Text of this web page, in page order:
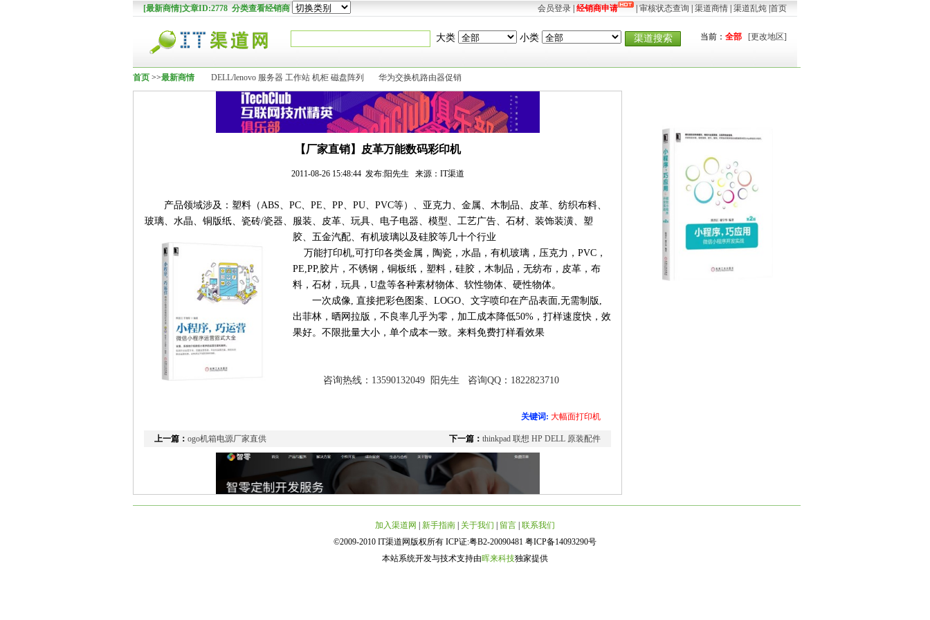
[最新商情]文章ID:2778 分类查看经销商 会员登录 经销商申请 审核状态查询 渠道商情 渠道乱炖 首页
大类 小类 渠道搜索 当前： 全部 [更改地区]
首页 >>最新商情 DELL/lenovo 服务器 工作站 机柜 磁盘阵列 华为交换机路由器促销
【厂家直销】皮革万能数码彩印机
2011-08-26 15:48:44 发布:阳先生 来源：IT渠道
产品领域涉及：塑料（ABS、 PC、 PE、 PP、 PU、 PVC等）、亚克力、金属、木制品、皮革、纺织布料、
玻璃、水晶、铜版纸、瓷砖/瓷器、服装、皮革、玩具、电子电器、模型、工艺广告、石材、装饰装潢、塑
胶、五金汽配、有机玻璃以及硅胶等几十个行业
万能打印机,可打印各类金属，陶瓷，水晶，有机玻璃，压克力， PVC ，
PE,PP,胶片，不锈钢，铜板纸，塑料，硅胶，木制品，无纺布，皮革，布
料，石材，玩具， U盘等各种素材物体、软性物体、硬性物体。
一次成像, 直接把彩色图案、 LOGO、文字喷印在产品表面,无需制版 ,
出菲林，晒网拉版，不良率几乎为零，加工成本降低50% ，打样速度快，效
果好。不限批量大小，单个成本一致。来料免费打样看效果
咨询热线：13590132049 阳先生 咨询QQ：1822823710
关键词: 大幅面打印机
上一篇： ogo机箱电源厂家直供 下一篇： thinkpad 联想 HP DELL 原装配件
加入渠道网 新手指南 关于我们 留言 联系我们
©2009-2010 IT渠道网版权所有 ICP证:粤B2-20090481 粤ICP备14093290号
本站系统开发与技术支持由晖来科技独家提供